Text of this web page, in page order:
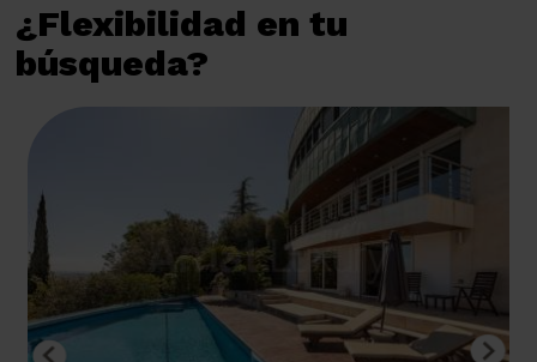
¿Flexibilidad en tu
búsqueda?